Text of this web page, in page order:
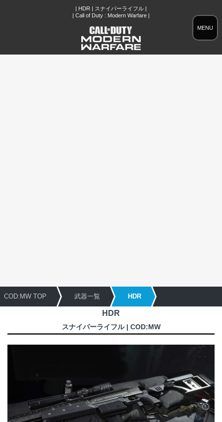
MENU
| HDR | スナイパーライフル |
| Call of Duty : Modern Warfare |
COD:MW TOP 武器一覧 HDR
HDR
スナイパーライフル | COD:MW